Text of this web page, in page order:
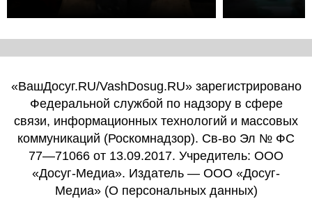
«ВашДосуг.RU/VashDosug.RU» зарегистрировано
Федеральной службой по надзору в сфере
связи, информационных технологий и массовых
коммуникаций (Роскомнадзор). Св-во Эл № ФС
77—71066 от 13.09.2017. Учредитель: ООО
«Досуг-Медиа». Издатель — ООО «Досуг-
Медиа» (О персональных данных)